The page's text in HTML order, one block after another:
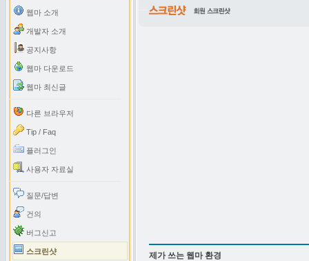
웹마 소개
개발자 소개
공지사항
웹마 다운로드
웹마 최신글
다른 브라우저
Tip / Faq
플러그인
사용자 자료실
질문/답변
건의
버그신고
스크린샷 제가 쓰는 웹마 환경